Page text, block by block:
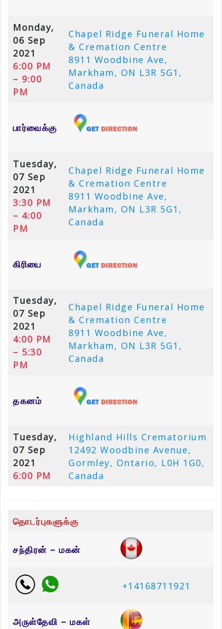
Monday,
06 Sep
2021
6:00 PM
– 9:00
PM
Chapel Ridge Funeral Home
& Cremation Centre
8911 Woodbine Ave,
Markham, ON L3R 5G1,
Canada
பார்வைக்கு
Tuesday,
07 Sep
2021
3:30 PM
– 4:00
PM
Chapel Ridge Funeral Home
& Cremation Centre
8911 Woodbine Ave,
Markham, ON L3R 5G1,
Canada
கிரியை
Tuesday,
07 Sep
2021
4:00 PM
– 5:30
PM
Chapel Ridge Funeral Home
& Cremation Centre
8911 Woodbine Ave,
Markham, ON L3R 5G1,
Canada
தகனம்
Tuesday,
07 Sep
2021
6:00 PM
Highland Hills Crematorium
12492 Woodbine Avenue,
Gormley, Ontario, L0H 1G0,
Canada
தொடர்புகளுக்கு
சந்திரன் – மகன்
+14168711921
அருள்தேவி – மகள்